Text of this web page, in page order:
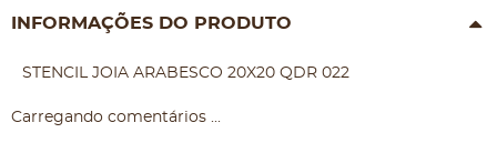
INFORMAÇÕES DO PRODUTO
STENCIL JOIA ARABESCO 20X20 QDR 022
Carregando comentários ...